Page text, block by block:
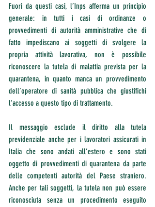
Fuori da questi casi, l’Inps afferma un principio
generale: in tutti i casi di ordinanze o
provvedimenti di autorità amministrative che di
fatto impediscano ai soggetti di svolgere la
propria attività lavorativa, non è possibile
riconoscere la tutela di malattia prevista per la
quarantena, in quanto manca un provvedimento
dell’operatore di sanità pubblica che giustifichi
l’accesso a questo tipo di trattamento.
Il messaggio esclude il diritto alla tutela
previdenziale anche per i lavoratori assicurati in
Italia che sono andati all’estero e sono stati
oggetto di provvedimenti di quarantena da parte
delle competenti autorità del Paese straniero.
Anche per tali soggetti, la tutela non può essere
riconosciuta senza un procedimento eseguito